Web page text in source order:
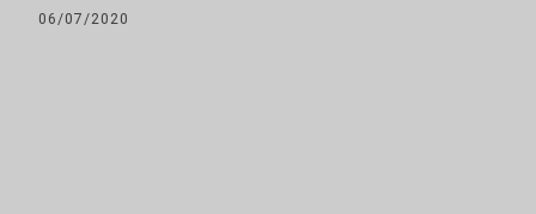
06/07/2020